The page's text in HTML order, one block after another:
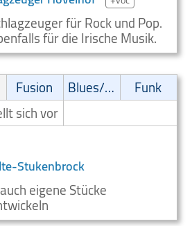
für Rock und Pop.
für die Irische Musik.
Fusion Blues/Swing
Funk
sich vor
Stukenbrock
eigene Stücke